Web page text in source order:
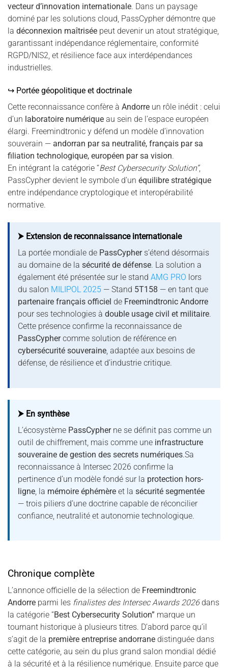
vecteur d’innovation internationale. Dans un paysage
dominé par les solutions cloud, PassCypher démontre que
la déconnexion maîtrisée peut devenir un atout stratégique,
garantissant indépendance réglementaire, conformité
RGPD/NIS2, et résilience face aux interdépendances
industrielles.
↪ Portée géopolitique et doctrinale
Cette reconnaissance confère à Andorre un rôle inédit : celui
d’un laboratoire numérique au sein de l’espace européen
élargi. Freemindtronic y défend un modèle d’innovation
souverain — andorran par sa neutralité, français par sa
filiation technologique, européen par sa vision.
En intégrant la catégorie “Best Cybersecurity Solution”,
PassCypher devient le symbole d’un équilibre stratégique
entre indépendance cryptologique et interopérabilité
normative.
⮞ Extension de reconnaissance internationale
La portée mondiale de PassCyphers’étend désormais
au domaine de la sécurité de défense. La solution a
également été présentée sur le stand AMG PRO lors
du salon MILIPOL 2025 — Stand 5T158 — en tant que
partenaire français officiel de Freemindtronic Andorre
pour ses technologies à double usage civil et militaire.
Cette présence confirme la reconnaissance de
PassCyphercomme solution de référence en
cybersécurité souveraine, adaptée aux besoins de
défense, de résilience et d’industrie critique.
⮞ En synthèse
L’écosystème PassCypherne se définit pas comme un
outil de chiffrement, mais comme une infrastructure
souveraine de gestion des secrets numériques.Sa
reconnaissance à Intersec 2026 confirme la
pertinence d’un modèle fondé sur la protection hors-
ligne , la mémoire éphémère et la sécurité segmentée
— trois piliers d’une doctrine capable de réconcilier
confiance, neutralité et autonomie technologique.
Chronique complète
L’annonce officielle de la sélection de Freemindtronic
Andorre parmi les finalistes des Intersec Awards 2026dans
la catégorie “Best Cybersecurity Solution” marque un
tournant historique à plusieurs titres. D’abord parce qu’il
s’agit de la première entreprise andorrane distinguée dans
cette catégorie, au sein du plus grand salon mondial dédié
à la sécurité et à la résilience numérique. Ensuite parce que